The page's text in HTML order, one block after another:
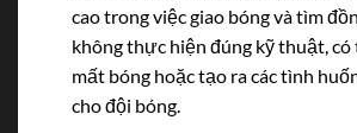
cao trong việc giao bóng và tìm
không thực hiện đúng kỹ thuật, có
mất bóng hoặc tạo ra các tình
cho đội bóng.